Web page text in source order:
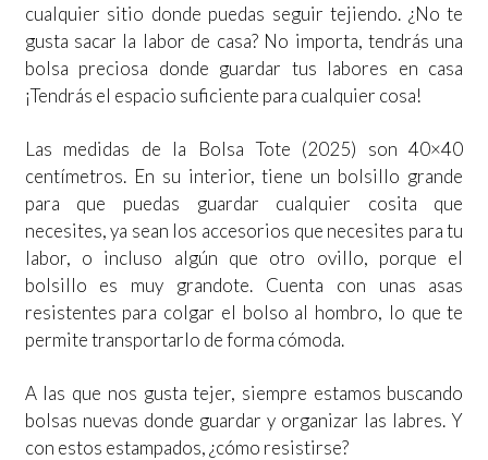
cualquier sitio donde puedas seguir tejiendo. ¿No te
gusta sacar la labor de casa? No importa, tendrás una
bolsa preciosa donde guardar tus labores en casa
¡Tendrás el espacio suficiente para cualquier cosa!
Las medidas de la Bolsa Tote (2025) son 40×40
centímetros. En su interior, tiene un bolsillo grande
para que puedas guardar cualquier cosita que
necesites, ya sean los accesorios que necesites para tu
labor, o incluso algún que otro ovillo, porque el
bolsillo es muy grandote. Cuenta con unas asas
resistentes para colgar el bolso al hombro, lo que te
permite transportarlo de forma cómoda.
A las que nos gusta tejer, siempre estamos buscando
bolsas nuevas donde guardar y organizar las labres. Y
con estos estampados, ¿cómo resistirse?